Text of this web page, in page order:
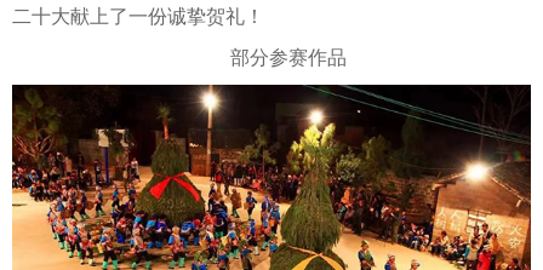
二十大献上了一份诚挚贺礼！
部分参赛作品